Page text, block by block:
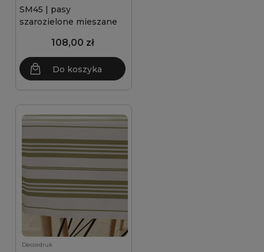
SM45 | pasy
szarozielone mieszane
108,00 zł
Do koszyka
Decordruk